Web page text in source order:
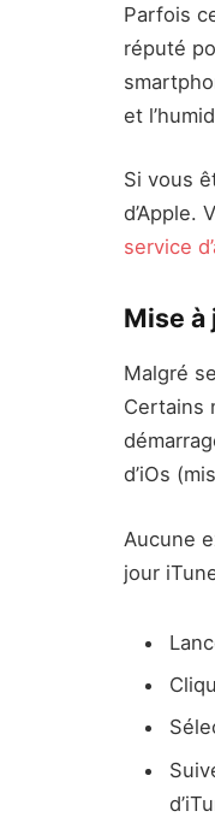
Parfois
réputé
et
Si vous
d’Apple.
service
Mise à
Malgré
Certains
d’iOs
Aucune
jour